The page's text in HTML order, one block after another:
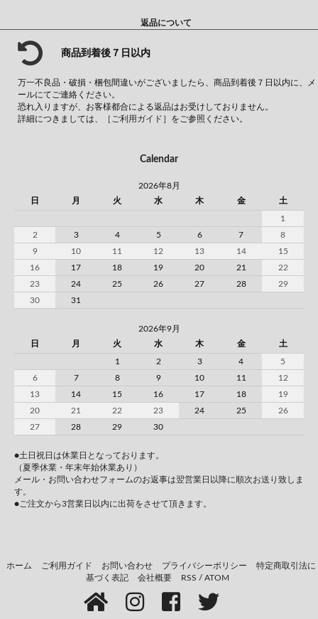
返品について
商品到着後７日以内
万一不良品・破損・梱包間違いがございましたら、商品到着後７日以内に、メ
ールにてご連絡ください。
恐れ入りますが、お客様都合による返品はお受けしておりません。
詳細につきましては、
［ご利用ガイド］ をご参照ください。
Calendar
2026年8月
日
月 火 水 木 金 土
1
2
3 4 5 6 7
8
9
10 11 12 13 14
15
16
17 18 19 20 21
22
23
24 25 26 27 28
29
30
31
2026年9月
日
月 火 水 木 金 土
1 2 3 4
5
6
7 8 9 10 11
12
13
14 15 16 17 18
19
20
21 22 23 24 25
26
27
28 29 30
●土日祝日は休業日となっております。
（夏季休業・年末年始休業あり）
メール・お問い合わせフォームのお返事は翌営業日以降に順次お送り致しま
す。
●ご注文から3営業日以内に出荷をさせて頂きます。
ホーム ご利用ガイド お問い合わせ プライバシーポリシー
特定商取引法に
基づく表記
会社概要 RSS / ATOM